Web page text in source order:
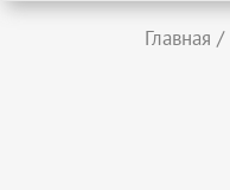
Главная /